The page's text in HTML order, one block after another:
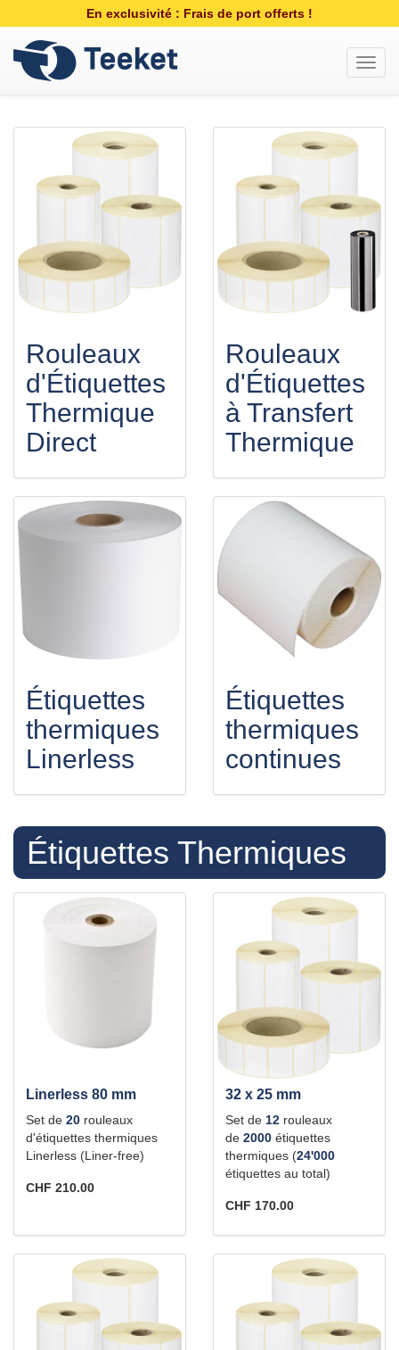
En exclusivité : Frais de port offerts !
Rouleaux
d'Étiquettes
Thermique
Direct
Rouleaux
d'Étiquettes
à Transfert
Thermique
Étiquettes
thermiques
Linerless
Étiquettes
thermiques
continues
Étiquettes Thermiques
Linerless 80 mm
Set de 20 rouleaux
d'étiquettes thermiques
Linerless (Liner-free)
CHF 210.00
32 x 25 mm
Set de 12 rouleaux
de 2000 étiquettes
thermiques (24'000
étiquettes au total)
CHF 170.00